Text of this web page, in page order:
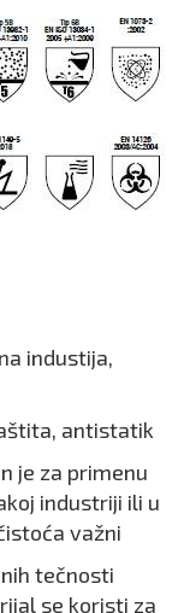
industija,
antistatik
je za primenu
industriji ili u
važni
tečnosti
se koristi za